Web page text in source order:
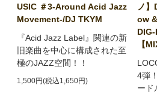
USIC ＃3-Around Acid Jazz
Movement-/DJ TKYM
『Acid Jazz Label』関連の新
旧楽曲を中心に構成された至
極のJAZZ空間！！
1,500円(税込1,650円)
ノ
ow
DIG-
【
4弾
ード